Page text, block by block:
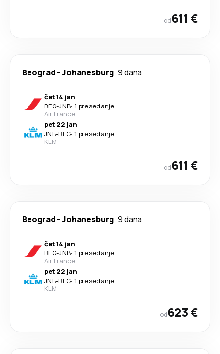
od611 €
Beograd-Johanesburg 9 dana
čet 14 jan
BEG-JNB· 1 presedanje
Air France
pet 22 jan
JNB-BEG· 1 presedanje
KLM
od611 €
Beograd-Johanesburg 9 dana
čet 14 jan
BEG-JNB· 1 presedanje
Air France
pet 22 jan
JNB-BEG· 1 presedanje
KLM
od623 €